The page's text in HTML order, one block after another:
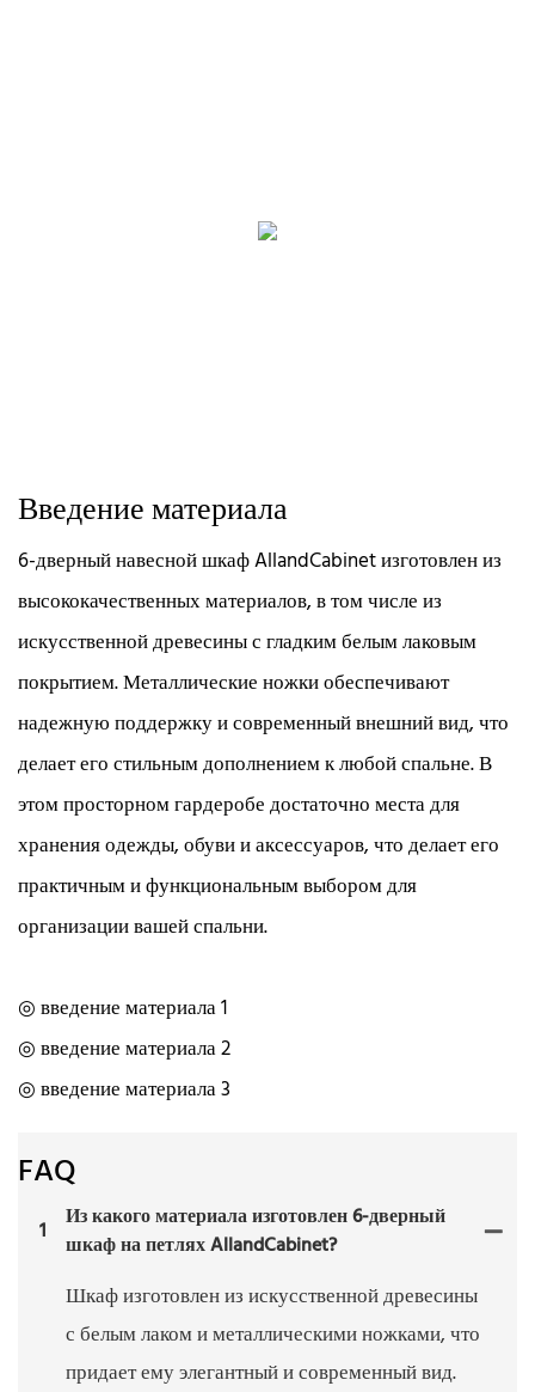
Введение материала
6-дверный навесной шкаф AllandCabinet изготовлен из
высококачественных материалов, в том числе из
искусственной древесины с гладким белым лаковым
покрытием. Металлические ножки обеспечивают
надежную поддержку и современный внешний вид, что
делает его стильным дополнением к любой спальне. В
этом просторном гардеробе достаточно места для
хранения одежды, обуви и аксессуаров, что делает его
практичным и функциональным выбором для
организации вашей спальни.
◎ введение материала 1
◎ введение материала 2
◎ введение материала 3
FAQ
1
Из какого материала изготовлен 6-дверный
шкаф на петлях AllandCabinet?
Шкаф изготовлен из искусственной древесины
с белым лаком и металлическими ножками, что
придает ему элегантный и современный вид.